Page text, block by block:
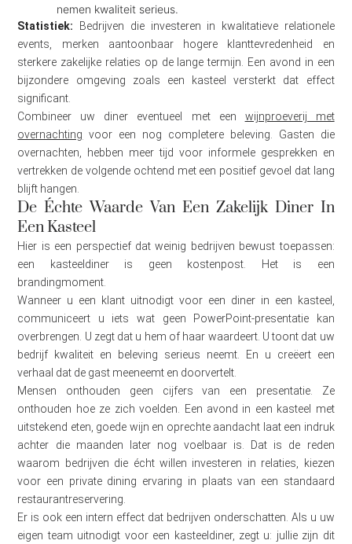
nemen kwaliteit serieus.
Statistiek: Bedrijven die investeren in kwalitatieve relationele
events, merken aantoonbaar hogere klanttevredenheid en
sterkere zakelijke relaties op de lange termijn. Een avond in een
bijzondere omgeving zoals een kasteel versterkt dat effect
significant.
Combineer uw diner eventueel met een wijnproeverij met
overnachting voor een nog completere beleving. Gasten die
overnachten, hebben meer tijd voor informele gesprekken en
vertrekken de volgende ochtend met een positief gevoel dat lang
blijft hangen.
De Échte Waarde Van Een Zakelijk Diner In
Een Kasteel
Hier is een perspectief dat weinig bedrijven bewust toepassen:
een kasteeldiner is geen kostenpost. Het is een
brandingmoment.
Wanneer u een klant uitnodigt voor een diner in een kasteel,
communiceert u iets wat geen PowerPoint-presentatie kan
overbrengen. U zegt dat u hem of haar waardeert. U toont dat uw
bedrijf kwaliteit en beleving serieus neemt. En u creëert een
verhaal dat de gast meeneemt en doorvertelt.
Mensen onthouden geen cijfers van een presentatie. Ze
onthouden hoe ze zich voelden. Een avond in een kasteel met
uitstekend eten, goede wijn en oprechte aandacht laat een indruk
achter die maanden later nog voelbaar is. Dat is de reden
waarom bedrijven die écht willen investeren in relaties, kiezen
voor een private dining ervaring in plaats van een standaard
restaurantreservering.
Er is ook een intern effect dat bedrijven onderschatten. Als u uw
eigen team uitnodigt voor een kasteeldiner, zegt u: jullie zijn dit